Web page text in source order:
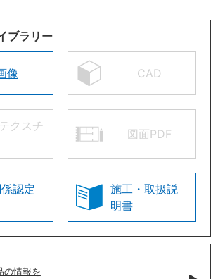
ブラリー
像 CAD
クスチ
図面PDF
認定
施工・取扱説
明書
の情報を